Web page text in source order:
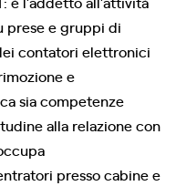
prese e gruppi di
contatori elettronici
e
sia competenze
alla relazione con
presso cabine e